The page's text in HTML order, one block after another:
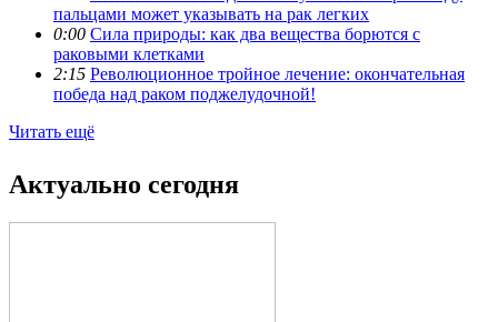
пальцами может указывать на рак легких
0:00 Сила природы: как два вещества борются с
раковыми клетками
2:15 Революционное тройное лечение: окончательная
победа над раком поджелудочной!
Читать ещё
Актуально сегодня